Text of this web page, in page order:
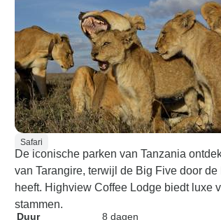
Safari
De iconische parken van Tanzania
van Tarangire, terwijl de Big Five door
heeft. Highview Coffee Lodge biedt luxe
stammen.
Duur
8 dagen